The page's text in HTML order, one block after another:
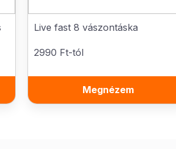
Live fast 8 vászontáska
2990 Ft-tól
Megnézem